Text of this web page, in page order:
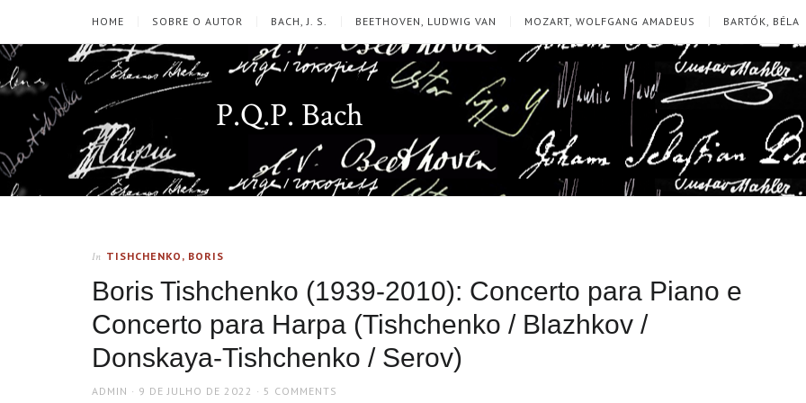
HOME SOBRE O AUTOR BACH, J. S. BEETHOVEN, LUDWIG VAN MOZART, WOLFGANG AMADEUS BARTÓK, BÉLA
P.Q.P. Bach
In TISHCHENKO, BORIS
Boris Tishchenko (1939-2010): Concerto para Piano e
Concerto para Harpa (Tishchenko / Blazhkov /
Donskaya-Tishchenko / Serov)
AUTHOR
ADMIN
POSTED
9 DE JULHO DE 2022 5 COMMENTS